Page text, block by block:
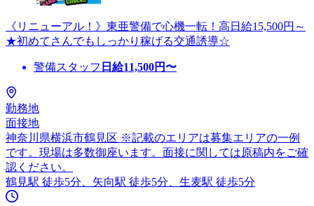
《リニューアル！》東亜警備で心機一転！高日給15,500円～
★初めてさんでもしっかり稼げる交通誘導☆
警備スタッフ 日給11,500円〜
勤務地
面接地
神奈川県横浜市鶴見区 ※記載のエリアは募集エリアの一例
です。現場は多数御座います。面接に関しては原稿内をご確
認ください。
鶴見駅 徒歩5分、矢向駅 徒歩5分、生麦駅 徒歩5分